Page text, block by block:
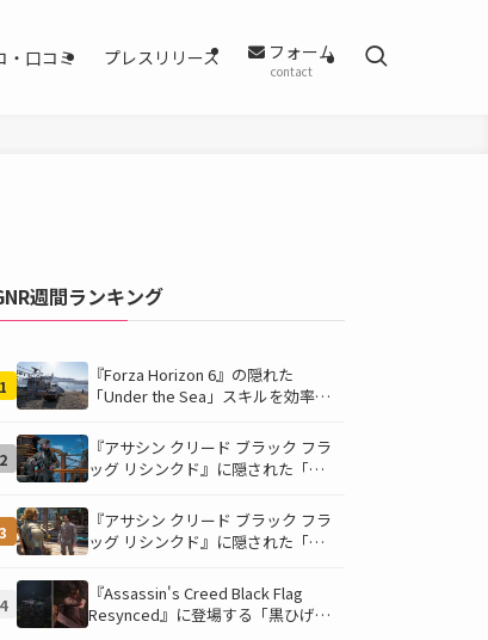
・口コミ プレスリリース フォーム
contact
週間ランキング
1
『Forza Horizon 6』の隠れた
「Under the Sea」スキルを効率的
の鍵は伊東の海藻養殖場にあり！
2
『アサシン クリード ブラック フラ
ッグ リシンクド』に隠された「黒
底洞窟の危険を乗り越え、伝説の報
酬を手に入れよう
3
『アサシン クリード ブラック フラ
ッグ リシンクド』に隠された「修
説！伝説のアイテムや新衣装を手に
入れるための「地図の断片」入手方
法と修復のコツを紹介！
4
『Assassin's Creed Black Flag
Resynced』に登場する「黒ひげの